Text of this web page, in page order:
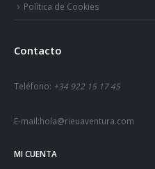
Política de Cookies
Contacto
Teléfono: +34 922 15 17 45
E-mail:hola@rieuaventura.com
MI CUENTA